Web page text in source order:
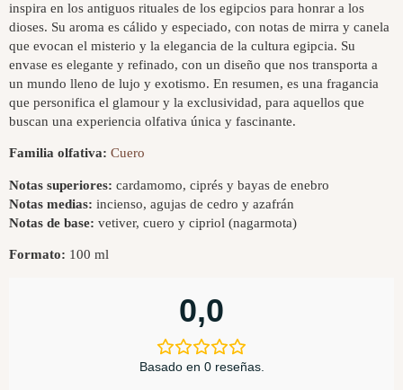
inspira en los antiguos rituales de los egipcios para honrar a los
dioses. Su aroma es cálido y especiado, con notas de mirra y canela
que evocan el misterio y la elegancia de la cultura egipcia. Su
envase es elegante y refinado, con un diseño que nos transporta a
un mundo lleno de lujo y exotismo. En resumen, es una fragancia
que personifica el glamour y la exclusividad, para aquellos que
buscan una experiencia olfativa única y fascinante.
Familia olfativa: Cuero
Notas superiores: cardamomo, ciprés y bayas de enebro
Notas medias: incienso, agujas de cedro y azafrán
Notas de base: vetiver, cuero y cipriol (nagarmota)
Formato: 100 ml
0,0
Basado en 0 reseñas.